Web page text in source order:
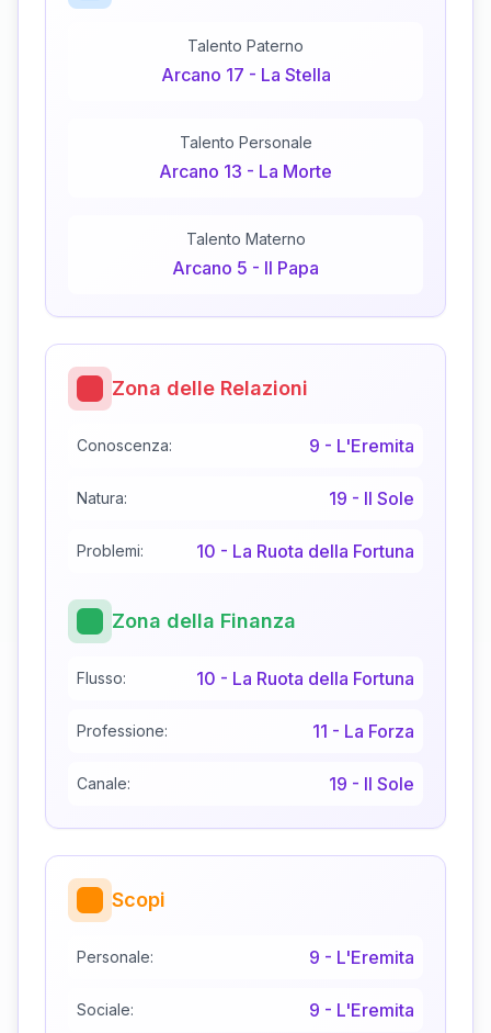
Talento Paterno
Arcano 17 - La Stella
Talento Personale
Arcano 13 - La Morte
Talento Materno
Arcano 5 - Il Papa
Zona delle Relazioni
Conoscenza: 9 - L'Eremita
Natura: 19 - Il Sole
Problemi: 10 - La Ruota della Fortuna
Zona della Finanza
Flusso: 10 - La Ruota della Fortuna
Professione: 11 - La Forza
Canale: 19 - Il Sole
Scopi
Personale: 9 - L'Eremita
Sociale: 9 - L'Eremita